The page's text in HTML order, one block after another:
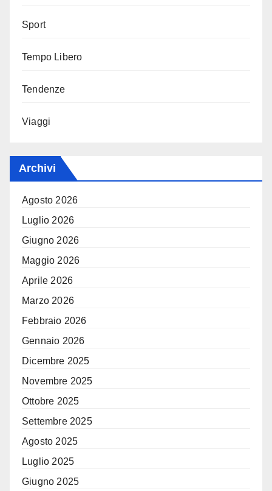
Sport
Tempo Libero
Tendenze
Viaggi
Archivi
Agosto 2026
Luglio 2026
Giugno 2026
Maggio 2026
Aprile 2026
Marzo 2026
Febbraio 2026
Gennaio 2026
Dicembre 2025
Novembre 2025
Ottobre 2025
Settembre 2025
Agosto 2025
Luglio 2025
Giugno 2025